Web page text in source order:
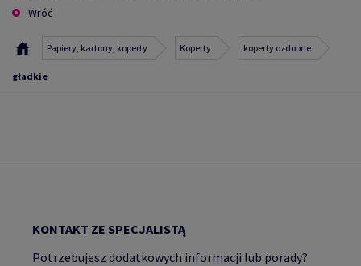
Wróć
Papiery, kartony, koperty Koperty koperty ozdobne
gładkie
KONTAKT ZE SPECJALISTĄ
Potrzebujesz dodatkowych informacji lub porady?